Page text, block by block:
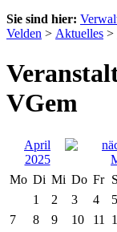
Sie sind hier:
Velden > Aktuelles >
VGem
April
2025
Mo Di Mi Do Fr
1
2 3 4 5
7
8 9 10 11